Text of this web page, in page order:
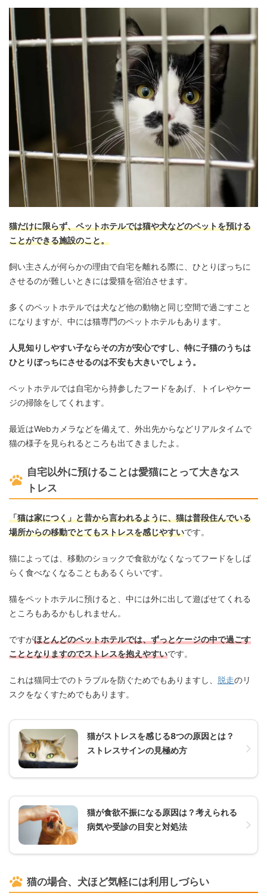
猫だけに限らず、ペットホテルでは猫や犬などのペットを預ける
ことができる施設のこと。
飼い主さんが何らかの理由で自宅を離れる際に、ひとりぼっちに
させるのが難しいときには愛猫を宿泊させます。
多くのペットホテルでは犬など他の動物と同じ空間で過ごすこと
になりますが、中には猫専門のペットホテルもあります。
人見知りしやすい子ならその方が安心ですし、特に子猫のうちは
ひとりぼっちにさせるのは不安も大きいでしょう。
ペットホテルでは自宅から持参したフードをあげ、トイレやケー
ジの掃除をしてくれます。
最近はWebカメラなどを備えて、外出先からなどリアルタイムで
猫の様子を見られるところも出てきましたよ。
自宅以外に預けることは愛猫にとって大きなス
トレス
「猫は家につく」と昔から言われるように、猫は普段住んでいる
場所からの移動でとてもストレスを感じやすいです。
猫によっては、移動のショックで食欲がなくなってフードをしば
らく食べなくなることもあるくらいです。
猫をペットホテルに預けると、中には外に出して遊ばせてくれる
ところもあるかもしれません。
ですがほとんどのペットホテルでは、ずっとケージの中で過ごす
こととなりますのでストレスを抱えやすいです。
これは猫同士でのトラブルを防ぐためでもありますし、 脱走のリ
スクをなくすためでもあります。
猫がストレスを感じる8つの原因とは？
ストレスサインの見極め方
猫が食欲不振になる原因は？考えられる
病気や受診の目安と対処法
猫の場合、犬ほど気軽には利用しづらい